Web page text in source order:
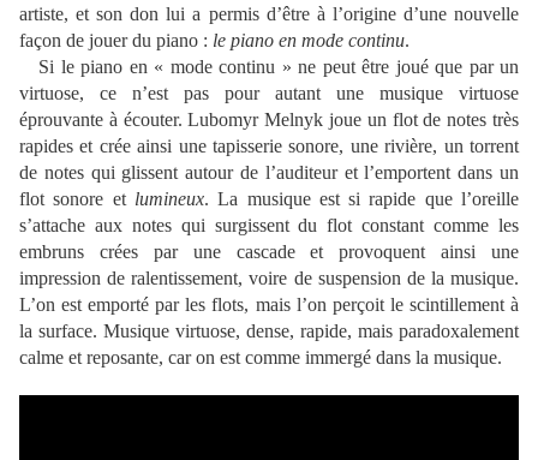
artiste, et son don lui a permis d’être à l’origine d’une nouvelle
façon de jouer du piano : le piano en mode continu.
Si le piano en « mode continu » ne peut être joué que par un
virtuose, ce n’est pas pour autant une musique virtuose
éprouvante à écouter. Lubomyr Melnyk joue un flot de notes très
rapides et crée ainsi une tapisserie sonore, une rivière, un torrent
de notes qui glissent autour de l’auditeur et l’emportent dans un
flot sonore et lumineux. La musique est si rapide que l’oreille
s’attache aux notes qui surgissent du flot constant comme les
embruns crées par une cascade et provoquent ainsi une
impression de ralentissement, voire de suspension de la musique.
L’on est emporté par les flots, mais l’on perçoit le scintillement à
la surface. Musique virtuose, dense, rapide, mais paradoxalement
calme et reposante, car on est comme immergé dans la musique.